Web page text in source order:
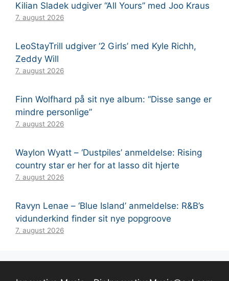
Kilian Sladek udgiver “All Yours” med Joo Kraus
7. august 2026
LeoStayTrill udgiver ‘2 Girls’ med Kyle Richh,
Zeddy Will
7. august 2026
Finn Wolfhard på sit nye album: “Disse sange er
mindre personlige”
7. august 2026
Waylon Wyatt – ‘Dustpiles’ anmeldelse: Rising
country star er her for at lasso dit hjerte
7. august 2026
Ravyn Lenae – ‘Blue Island’ anmeldelse: R&B’s
vidunderkind finder sit nye popgroove
7. august 2026